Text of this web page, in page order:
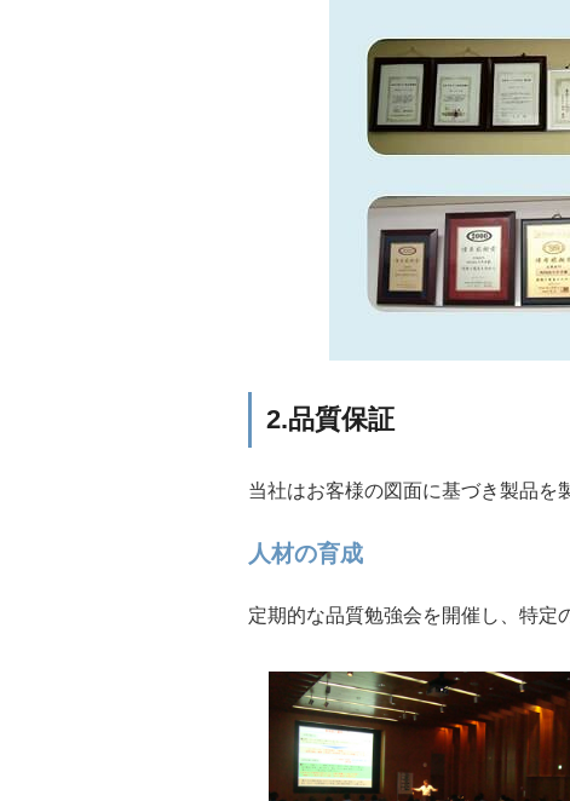
2.品質保証
当社はお客様の図面に基づき製品を
人材の育成
定期的な品質勉強会を開催し、特定